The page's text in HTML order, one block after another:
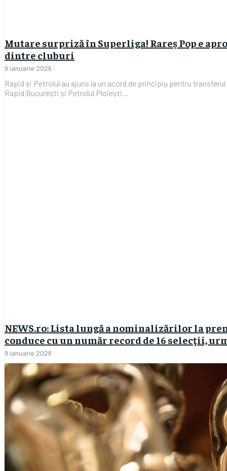
Mutare surpriză în Superliga! Rareș Pop e
dintre cluburi
9 ianuarie 2026
Rapid și Petrolul au ajuns la un acord de principiu pentru
Rapid București și Petrolul Ploiești...
NEWS.ro: Lista lungă a nominalizărilor la
conduce cu un număr record de 16 selecţii,
9 ianuarie 2026